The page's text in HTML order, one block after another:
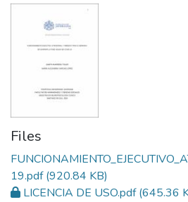
Files
19.pdf(920.84 KB)
LICENCIA DE USO.pdf(645.36